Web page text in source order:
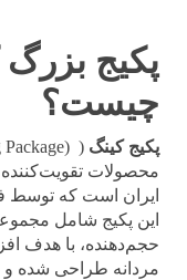
پکیج بزرگ
چیست؟
پکیج کینگ (
محصولات تقویت‌کننده
ایران است که
این پکیج شامل
حجم‌دهنده، با هدف
مردانه طراحی شده و